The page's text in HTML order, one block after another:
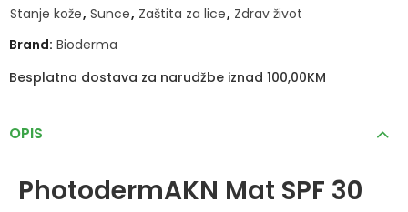
Stanje kože, Sunce, Zaštita za lice, Zdrav život
Brand: Bioderma
Besplatna dostava za narudžbe iznad 100,00KM
OPIS
PhotodermAKN Mat SPF 30